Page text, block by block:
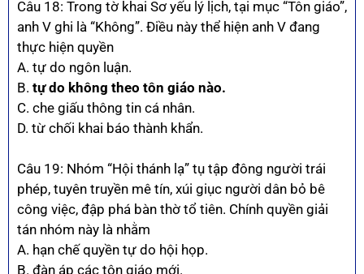
Câu 18: Trong tờ khai Sơ yếu lý lịch, tại mục “Tôn giáo”,
anh V ghi là “Không”. Điều này thể hiện anh V đang
thực hiện quyền
A. tự do ngôn luận.
B. tự do không theo tôn giáo nào.
C. che giấu thông tin cá nhân.
D. từ chối khai báo thành khẩn.
Câu 19: Nhóm “Hội thánh lạ” tụ tập đông người trái
phép, tuyên truyền mê tín, xúi giục người dân bỏ bê
công việc, đập phá bàn thờ tổ tiên. Chính quyền giải
tán nhóm này là nhằm
A. hạn chế quyền tự do hội họp.
B. đàn áp các tôn giáo mới.